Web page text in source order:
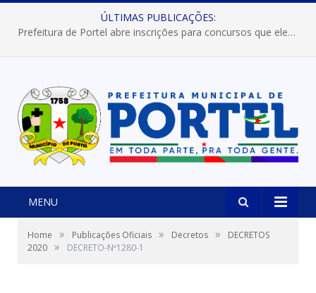
ÚLTIMAS PUBLICAÇÕES:
Prefeitura de Portel abre inscrições para concursos que elegerão os destaques do Verão 2026
MENU
Home » Publicações Oficiais » Decretos »
DECRETOS
2020 » DECRETO-Nº1280-1